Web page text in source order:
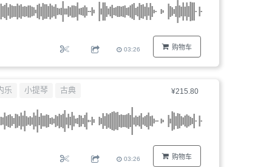
购物车
03:26
¥215.80
购物车
乐 小提琴 古典
03:26